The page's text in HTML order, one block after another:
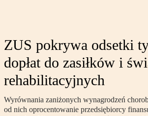
ZUS pokrywa odsetki
dopłat do zasiłków i
rehabilitacyjnych
Wyrównania zaniżonych wynagrodzeń
od nich oprocentowanie przedsiębiorcy